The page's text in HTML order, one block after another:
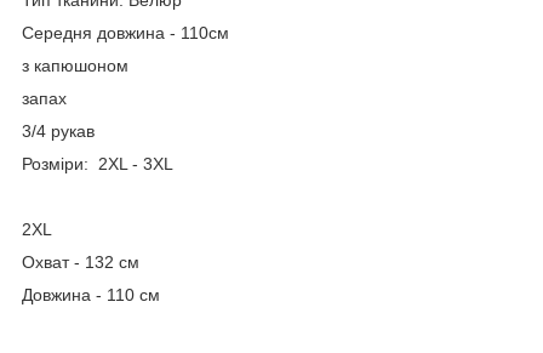
Середня довжина - 110см
з капюшоном
запах
3/4 рукав
Розміри: 2XL - 3XL
2XL
Охват - 132 см
Довжина - 110 см